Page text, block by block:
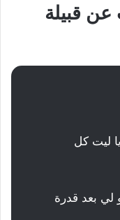
قبيلة
ليت كل
لي بعد قدرة